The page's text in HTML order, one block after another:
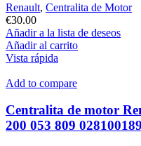
Renault, Centralita de Motor
€30.00
Añadir a la lista de deseos
Añadir al carrito
Vista rápida
Add to compare
Centralita de motor
200 053 809